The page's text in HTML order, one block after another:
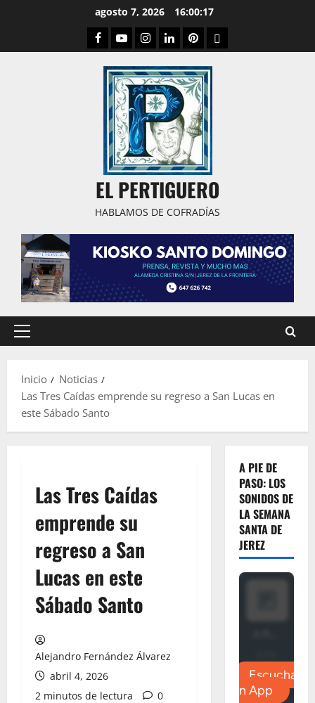
agosto 7, 2026 16:00:18
Facebook
YoutubeInstagram
LinkedPinterestDribbble
EL PERTIGUERO
HABLAMOS DE COFRADÍAS
Menú
Inicio
Noticias
Las Tres Caídas emprende su regreso a San Lucas en
este Sábado Santo
Las Tres Caídas
emprende su
regreso a San
Lucas en este
Sábado Santo
Alejandro Fernández Álvarez
abril 4, 2026
2 minutos de lectura
0
A PIE DE
PASO: LOS
SONIDOS DE
LA SEMANA
SANTA DE
JEREZ